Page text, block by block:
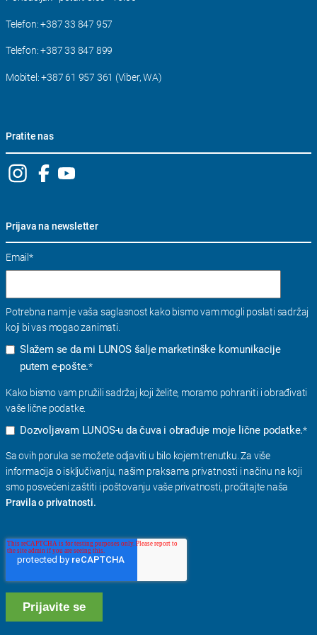
Telefon:+387 33 847 957
Telefon:+387 33 847 899
Mobitel:+387 61 957 361 (Viber, WA)
Pratite nas
Prijava na newsletter
Email *
Potrebna nam je vaša saglasnost kako bismo vam mogli poslati sadržaj
koji bi vas mogao zanimati.
Slažem se da mi LUNOS šalje marketinške komunikacije
putem e-pošte.*
Kako bismo vam pružili sadržaj koji želite, moramo pohraniti i obrađivati ​​
vaše lične podatke.
Dozvoljavam LUNOS-u da čuva i obrađuje moje lične podatke.*
Sa ovih poruka se možete odjaviti u bilo kojem trenutku. Za više
informacija o isključivanju, našim praksama privatnosti i načinu na koji
smo posvećeni zaštiti i poštovanju vaše privatnosti, pročitajte naša
Pravila o privatnosti.